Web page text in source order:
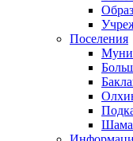
Поселения